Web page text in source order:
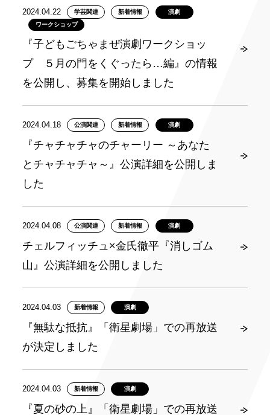
2024.04.22 学芸関連 新着情報
演劇
ワークショップ
『子どもごちゃまぜ演劇ワークショッ
プ ５月の門をくぐったら…編』の情報
を公開し、募集を開始しました
2024.04.18 公演関連 新着情報 演劇
『チャチャチャのチャーリー ～あなた
とチャチャチャ～』公演詳細を公開しま
した
2024.04.08 公演関連 新着情報 演劇
チェルフィッチュ×金氏徹平『消しゴム
山』公演詳細を公開しました
2024.04.03 新着情報 演劇
『無駄な抵抗』「衛星劇場」での再放送
が決定しました
2024.04.03 新着情報 演劇
『夏の砂の上』「衛星劇場」での再放送